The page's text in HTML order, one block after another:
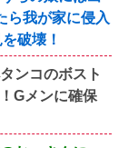
ら我が家に侵入
破壊！
ンコのボスト
Gメンに確保